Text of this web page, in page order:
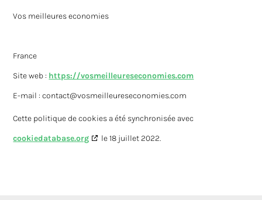
Vos meilleures economies
France
Site web : https://vosmeilleureseconomies.com
E-mail :contact@vosmeilleureseconomies.com
Cette politique de cookies a été synchronisée avec
cookiedatabase.org
le 18 juillet 2022.